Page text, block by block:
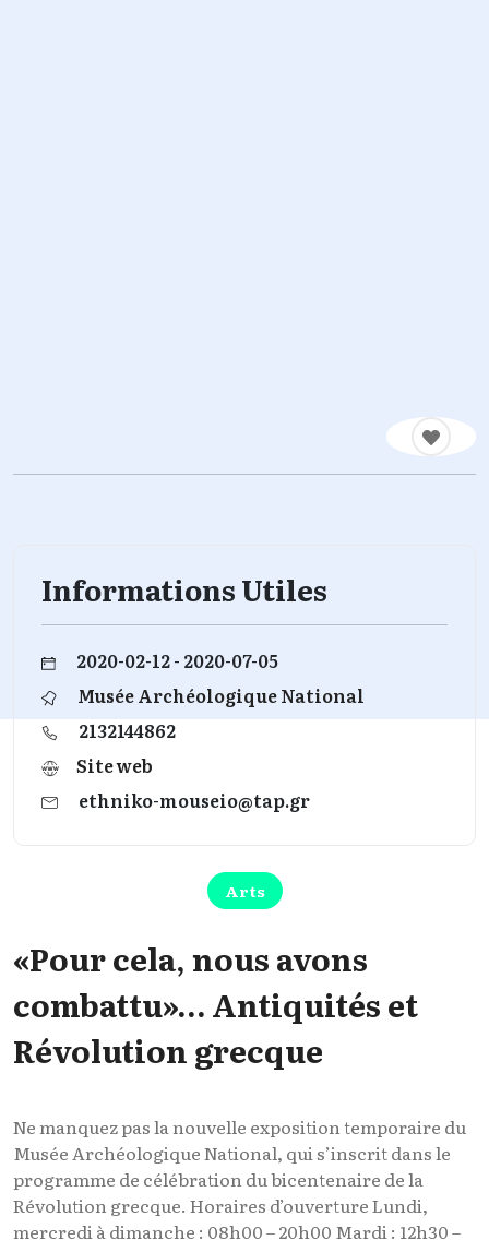
Informations Utiles
2020-02-12 - 2020-07-05
Musée Archéologique National
2132144862
Site web
ethniko-mouseio@tap.gr
Arts
«Pour cela, nous avons
combattu»… Antiquités et
Révolution grecque
Ne manquez pas la nouvelle exposition temporaire du
Musée Archéologique National, qui s’inscrit dans le
programme de célébration du bicentenaire de la
Révolution grecque. Horaires d’ouverture Lundi,
mercredi à dimanche : 08h00 – 20h00 Mardi : 12h30 –